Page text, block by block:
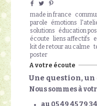
made in france
parole
émotions
solutions
éducation
écoute liens affectifs
kit de retour au calme
poster
A votre écoute
Une question, un
Nous sommes à
au 05 49 45 79 34